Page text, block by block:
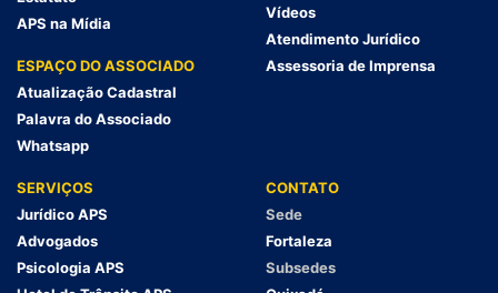
APS na Mídia
ESPAÇO DO ASSOCIADO
Atualização Cadastral
Palavra do Associado
Whatsapp
Vídeos
Atendimento Jurídico
Assessoria de Imprensa
SERVIÇOS
Jurídico APS
Advogados
Psicologia APS
CONTATO
Sede
Fortaleza
Subsedes